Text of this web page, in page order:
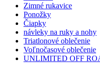
Zimné rukavice
Ponožky
Čiapky
návleky na ruky a nohy
Triatlonové oblečenie
Voľnočasové oblečenie
UNLIMITED OFF